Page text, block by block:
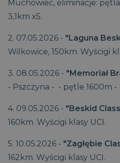
Muchowiec, eliminacje: pętla
3,1km x5.
2. 07.05.2026 - "Laguna
Wilkowice, 150km. Wyścigi
3. 08.05.2026 - "Memoriał
- Pszczyna - - pętle 1600m
4. 09.05.2026 - "Beskid
160km. Wyścigi klasy UCI.
5. 10.05.2026 - "Zagłębie
162km. Wyścigi klasy UCI.